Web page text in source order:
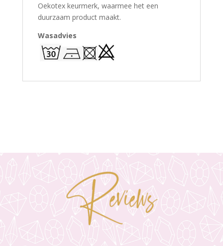
Oekotex keurmerk, waarmee het een
duurzaam product maakt.
Wasadvies